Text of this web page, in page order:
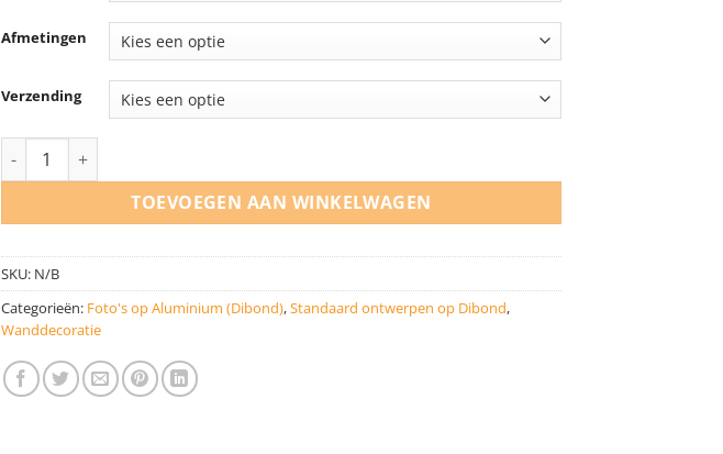
Afmetingen
Verzending
De Eiffeltoren aantal
TOEVOEGEN AAN WINKELWAGEN
SKU: N/B
Categorieën: Foto's op Aluminium (Dibond),Standaard ontwerpen op Dibond,
Wanddecoratie